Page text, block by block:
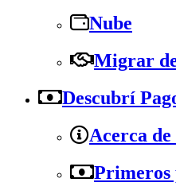
Nube
Migrar
Descubrí
Acerca de
Primeros